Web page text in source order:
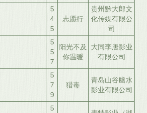
5
4
5
志愿行
贵州黔大郎文
化传媒有限公
司
5
5
7
阳光不及
你温暖
大同李唐影业
有限公司
5
7
9
猎毒
青岛山谷幽水
影业有限公司
5